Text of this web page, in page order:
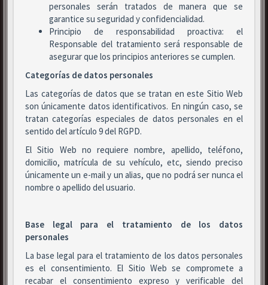
personales serán tratados de manera que se
garantice su seguridad y confidencialidad.
Principio de responsabilidad proactiva: el
Responsable del tratamiento será responsable de
asegurar que los principios anteriores se cumplen.
Categorías de datos personales
Las categorías de datos que se tratan en este Sitio Web
son únicamente datos identificativos. En ningún caso, se
tratan categorías especiales de datos personales en el
sentido del artículo 9 del RGPD.
El Sitio Web no requiere nombre, apellido, teléfono,
domicilio, matrícula de su vehículo, etc, siendo preciso
únicamente un e-mail y un alias, que no podrá ser nunca el
nombre o apellido del usuario.
Base legal para el tratamiento de los datos
personales
La base legal para el tratamiento de los datos personales
es el consentimiento. El Sitio Web se compromete a
recabar el consentimiento expreso y verificable del